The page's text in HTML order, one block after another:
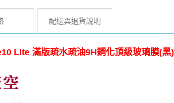
配送與退貨說明
Lite 滿版疏水疏油9H鋼化頂級玻璃膜(黑)